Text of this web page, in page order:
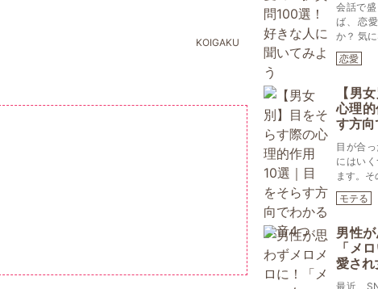
KOIGAKU
会話で
ば、恋
か？ 気
恋愛
【男
心理
す方
目が合
にはい
ます。
モテる
男性
「メ
愛され
最近、